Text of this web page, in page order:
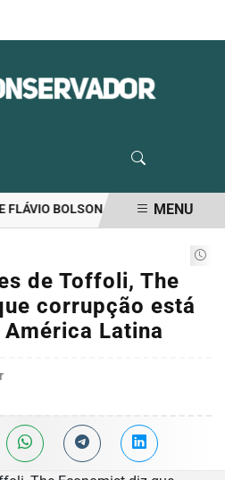
BOLSONARO EUA APONTAM
MENU
de Toffoli, The
corrupção está
Latina